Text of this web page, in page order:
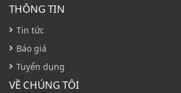
THÔNG TIN
Tin tức
Báo giá
Tuyển dụng
VỀ CHÚNG TÔI